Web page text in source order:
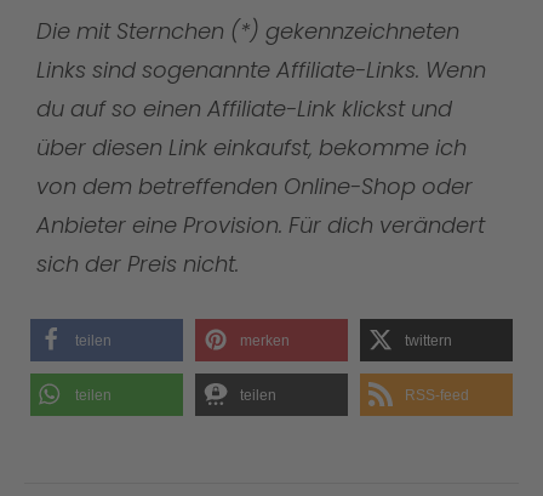
Die mit Sternchen (*) gekennzeichneten
Links sind sogenannte Affiliate-Links. Wenn
du auf so einen Affiliate-Link klickst und
über diesen Link einkaufst, bekomme ich
von dem betreffenden Online-Shop oder
Anbieter eine Provision. Für dich verändert
sich der Preis nicht.
teilen merken twittern
teilen teilen RSS-feed